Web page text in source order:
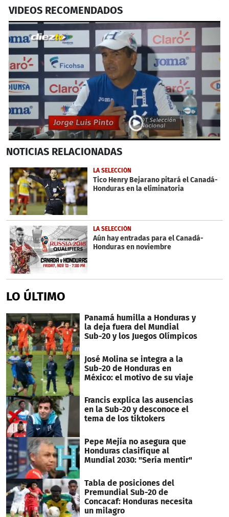
VIDEOS RECOMENDADOS
seconds
3
minutes,
7
seconds
NOTICIAS RELACIONADAS
LA SELECCIÓN
Tico Henry Bejarano pitará el Canadá-
Honduras en la eliminatoria
LA SELECCIÓN
Aún hay entradas para el Canadá-
Honduras en noviembre
LO ÚLTIMO
Panamá humilla a Honduras y
la deja fuera del Mundial
Sub-20 y los Juegos Olímpicos
José Molina se integra a la
Sub-20 de Honduras en
México: el motivo de su viaje
Francis explica las ausencias
en la Sub-20 y desconoce el
tema de los tiktokers
Pepe Mejía no asegura que
Honduras clasifique al
Mundial 2030: "Sería mentir"
Tabla de posiciones del
Premundial Sub-20 de
Concacaf: Honduras necesita
un milagro